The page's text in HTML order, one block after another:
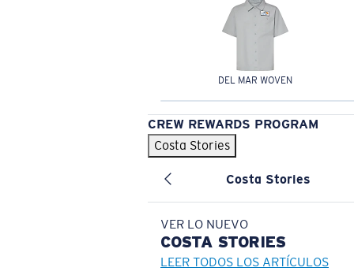
DEL MAR WOVEN
CREW REWARDS PROGRAM
Costa Stories
Costa Stories
VER LO NUEVO
COSTA STORIES
LEER TODOS LOS ARTÍCULOS